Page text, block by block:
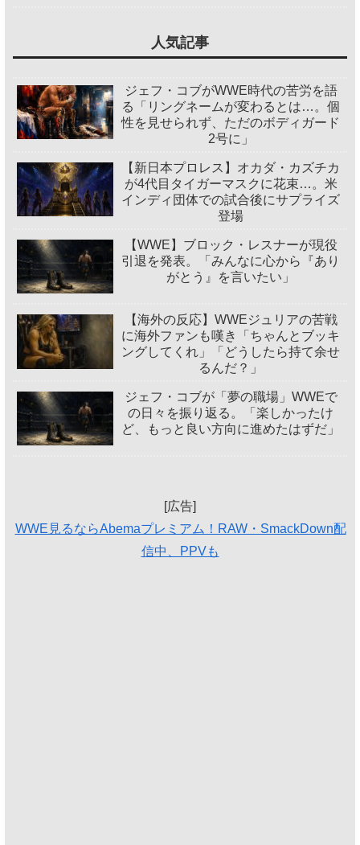
人気記事
ジェフ・コブがWWE時代の苦労を語
る「リングネームが変わるとは…。個
性を見せられず、ただのボディガード
2号に」
【新日本プロレス】オカダ・カズチカ
が4代目タイガーマスクに花束…。米
インディ団体での試合後にサプライズ
登場
【WWE】ブロック・レスナーが現役
引退を発表。「みんなに心から『あり
がとう』を言いたい」
【海外の反応】WWEジュリアの苦戦
に海外ファンも嘆き「ちゃんとブッキ
ングしてくれ」「どうしたら持て余せ
るんだ？」
ジェフ・コブが「夢の職場」WWEで
の日々を振り返る。「楽しかったけ
ど、もっと良い方向に進めたはずだ」
[広告]
WWE見るならAbemaプレミアム！RAW・SmackDown配
信中、PPVも